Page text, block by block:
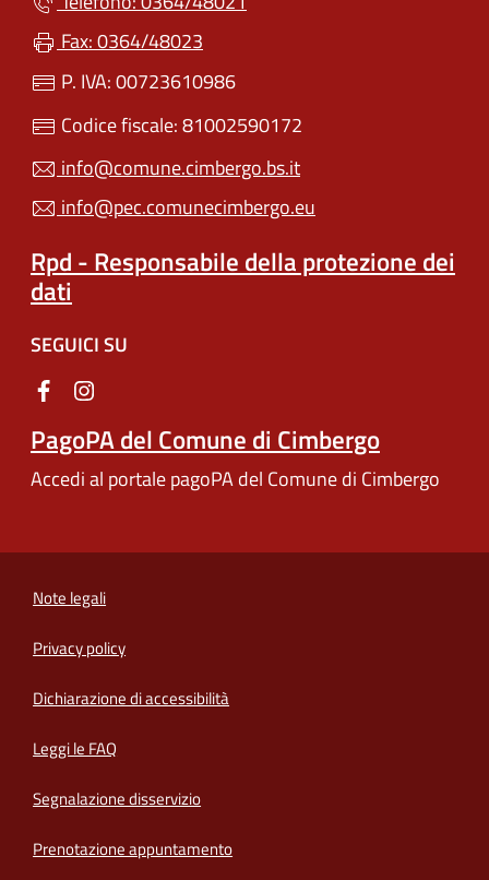
Fax: 0364/48023
P. IVA: 00723610986
Codice fiscale: 81002590172
info@comune.cimbergo.bs.it
info@pec.comunecimbergo.eu
Rpd - Responsabile della protezione dei
dati
SEGUICI SU
PagoPA del Comune di Cimbergo
Accedi al portale pagoPA del Comune di Cimbergo
Note legali
Privacy policy
Dichiarazione di accessibilità
Leggi le FAQ
Segnalazione disservizio
Prenotazione appuntamento